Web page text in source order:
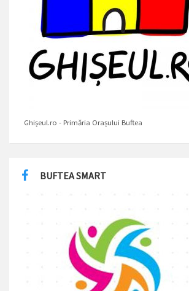
Ghișeul.ro - Primăria Orașului Buftea
BUFTEA SMART